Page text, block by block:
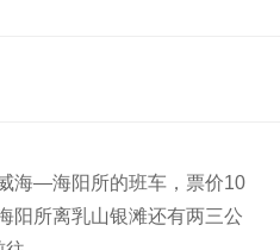
海—海阳所的班车，票价10
阳所离乳山银滩还有两三公